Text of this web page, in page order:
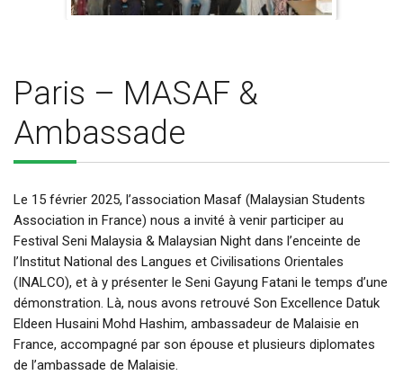
Paris – MASAF &
Ambassade
Le 15 février 2025, l’association Masaf (Malaysian Students
Association in France) nous a invité à venir participer au
Festival Seni Malaysia & Malaysian Night dans l’enceinte de
l’Institut National des Langues et Civilisations Orientales
(INALCO), et à y présenter le Seni Gayung Fatani le temps d’une
démonstration. Là, nous avons retrouvé Son Excellence Datuk
Eldeen Husaini Mohd Hashim, ambassadeur de Malaisie en
France, accompagné par son épouse et plusieurs diplomates
de l’ambassade de Malaisie.